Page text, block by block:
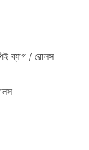
ব্যাগ / রোলস